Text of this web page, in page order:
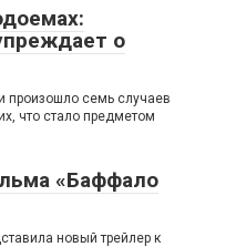
о
произошло семь случаев
что стало предметом
«Баффало
новый трейлер к